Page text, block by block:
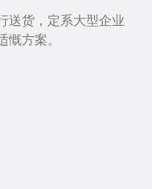
送货，定系大型企业
方案。